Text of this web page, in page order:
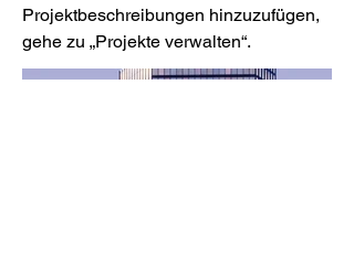
Projektbeschreibungen hinzuzufügen,
gehe zu „Projekte verwalten“.